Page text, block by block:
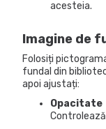
acesteia.
Imagine de
Folosiți
fundal din
apoi ajustați:
Opacitate